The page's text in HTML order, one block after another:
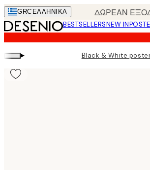
Skip
to
main
content.
GRC ΕΛΛΗΝΙΚΆ ΔΩΡΕΑΝ
BESTSELLERSNEW IN
▸ Black & White